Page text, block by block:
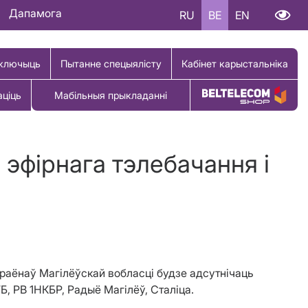
Дапамога RU BE EN
Пытанне спецыялісту Кабінет карыстальніка
Мабільныя прыкладанні Купіць тавар
тэлебачання і
Магілёўскай вобласці будзе адсутнічаць
РВ 1НКБР, Радыё Магілёў, Сталіца.